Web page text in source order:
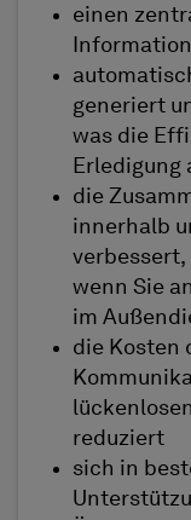
einen
generiert
was die
die
innerhalb
verbessert,
wenn Sie
im
die Kosten
reduziert
sich in